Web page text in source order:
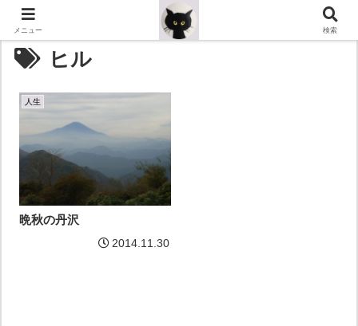
ヒル
人生
晩秋の丹沢
2014.11.30
メニュー 検索